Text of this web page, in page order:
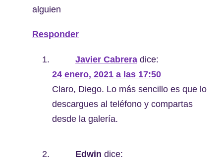
alguien
Responder
Javier Cabrera dice:
24 enero, 2021 a las 17:50
Claro, Diego. Lo más sencillo es que lo
descargues al teléfono y compartas
desde la galería.
Edwin dice: